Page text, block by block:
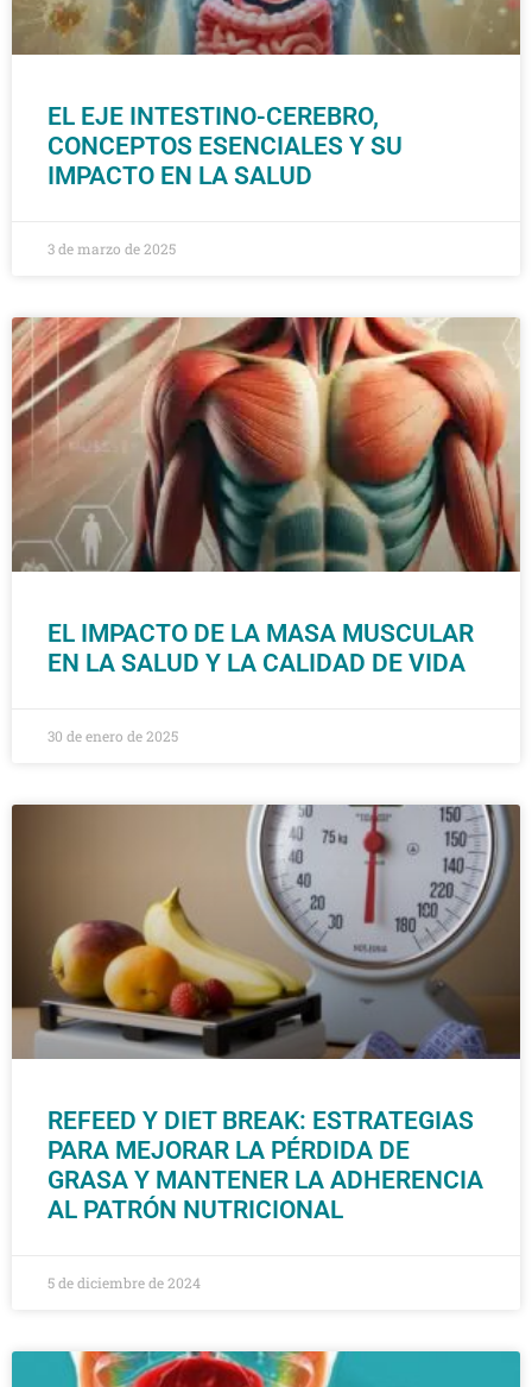
EL EJE INTESTINO-CEREBRO,
CONCEPTOS ESENCIALES Y SU
IMPACTO EN LA SALUD
3 de marzo de 2025
EL IMPACTO DE LA MASA MUSCULAR
EN LA SALUD Y LA CALIDAD DE VIDA
30 de enero de 2025
REFEED Y DIET BREAK: ESTRATEGIAS
PARA MEJORAR LA PÉRDIDA DE
GRASA Y MANTENER LA ADHERENCIA
AL PATRÓN NUTRICIONAL
5 de diciembre de 2024